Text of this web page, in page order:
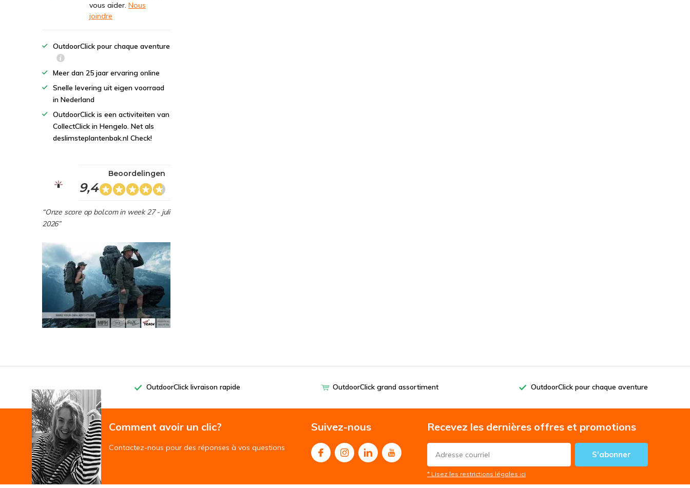
vous aider. Nous
joindre
OutdoorClick pour chaque aventure
Meer dan 25 jaar ervaring online
Snelle levering uit eigen voorraad
in Nederland
OutdoorClick is een activiteiten van
CollectClick in Hengelo. Net als
deslimsteplantenbak.nl Check!
9,4
Beoordelingen
“Onze score op bol.com in week 27 - juli
2026”
OutdoorClick livraison rapide OutdoorClick grand assortiment OutdoorClick pour chaque aventure
Comment avoir un clic?
Contactez-nous pour des réponses à vos questions
Suivez-nous Recevez les dernières offres et promotions
S'abonner
* Lisez les restrictions légales ici